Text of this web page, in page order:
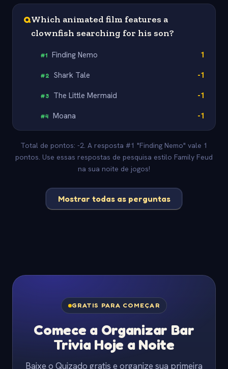
QWhich animated film features a
clownfish searching for his son?
#1 Finding Nemo 1
#2 Shark Tale -1
#3 The Little Mermaid -1
#4 Moana -1
Total de pontos: -2. A resposta #1 "Finding Nemo" vale 1
pontos. Use essas respostas de pesquisa estilo Family Feud
na sua noite de jogos!
Mostrar todas as perguntas
GRATIS PARA COMEÇAR
Comece a Organizar Bar
Trivia Hoje a Noite
Baixe o Quizado gratis e organize sua primeira